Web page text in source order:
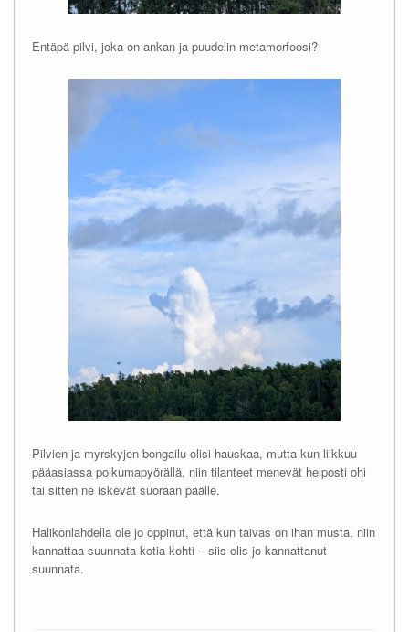
Entäpä pilvi, joka on ankan ja puudelin metamorfoosi?
Pilvien ja myrskyjen bongailu olisi hauskaa, mutta kun liikkuu
pääasiassa polkumapyörällä, niin tilanteet menevät helposti ohi
tai sitten ne iskevät suoraan päälle.
Halikonlahdella ole jo oppinut, että kun taivas on ihan musta, niin
kannattaa suunnata kotia kohti – siis olis jo kannattanut
suunnata.